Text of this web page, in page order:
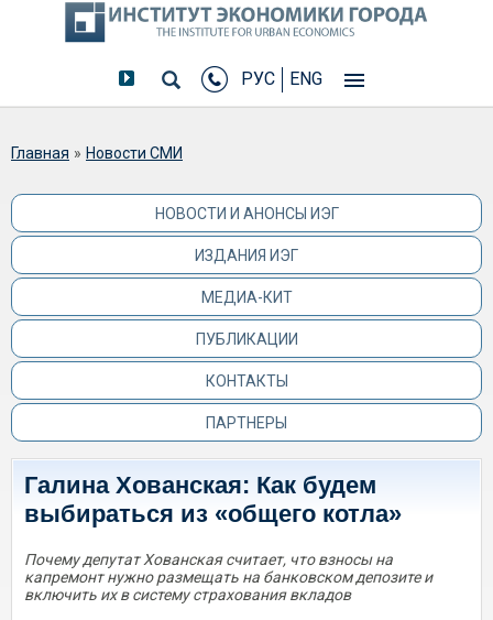
РУС ENG
Вы здесь
Главная » Новости СМИ
НОВОСТИ И АНОНСЫ ИЭГ
ИЗДАНИЯ ИЭГ
МЕДИА-КИТ
ПУБЛИКАЦИИ
КОНТАКТЫ
ПАРТНЕРЫ
Галина Хованская: Как будем
выбираться из «общего котла»
Почему депутат Хованская считает, что взносы на
капремонт нужно размещать на банковском депозите и
включить их в систему страхования вкладов